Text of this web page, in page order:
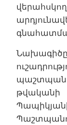
թվականի